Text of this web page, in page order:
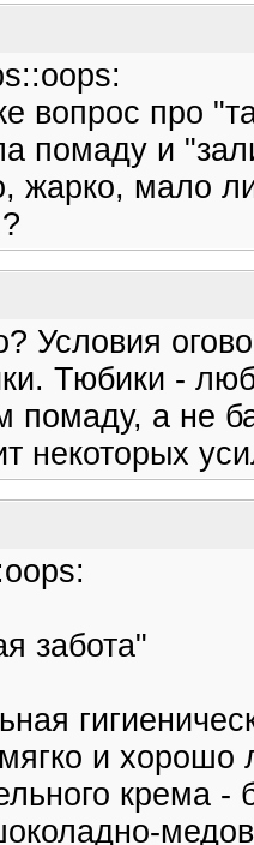
вопрос про
помаду и
жарко, мало
Условия
Тюбики -
помаду, а не
некоторых
забота"
и
крема